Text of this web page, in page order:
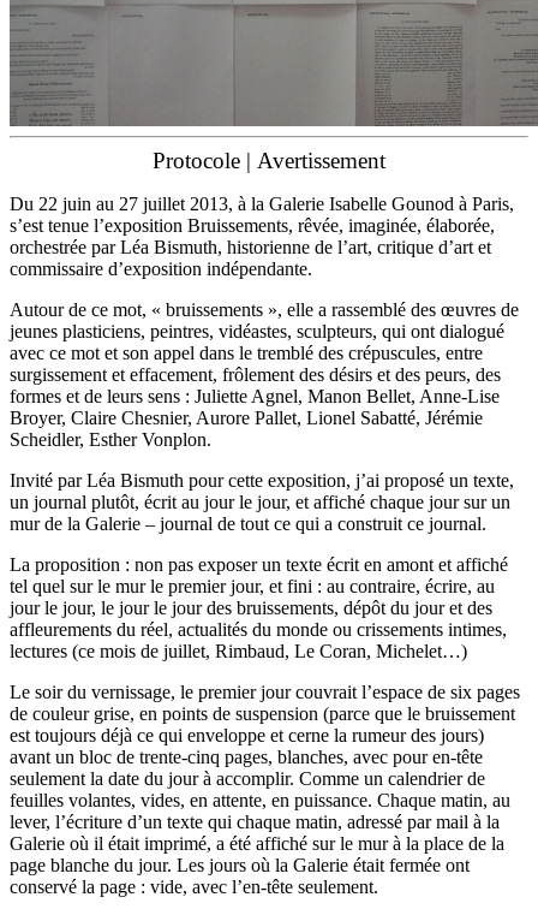
Protocole | Avertissement
Du 22 juin au 27 juillet 2013, à la Galerie Isabelle Gounod à Paris,
s’est tenue l’exposition Bruissements, rêvée, imaginée, élaborée,
orchestrée par Léa Bismuth, historienne de l’art, critique d’art et
commissaire d’exposition indépendante.
Autour de ce mot, « bruissements », elle a rassemblé des œuvres de
jeunes plasticiens, peintres, vidéastes, sculpteurs, qui ont dialogué
avec ce mot et son appel dans le tremblé des crépuscules, entre
surgissement et effacement, frôlement des désirs et des peurs, des
formes et de leurs sens : Juliette Agnel, Manon Bellet, Anne-Lise
Broyer, Claire Chesnier, Aurore Pallet, Lionel Sabatté, Jérémie
Scheidler, Esther Vonplon.
Invité par Léa Bismuth pour cette exposition, j’ai proposé un texte,
un journal plutôt, écrit au jour le jour, et affiché chaque jour sur un
mur de la Galerie – journal de tout ce qui a construit ce journal.
La proposition : non pas exposer un texte écrit en amont et affiché
tel quel sur le mur le premier jour, et fini : au contraire, écrire, au
jour le jour, le jour le jour des bruissements, dépôt du jour et des
affleurements du réel, actualités du monde ou crissements intimes,
lectures (ce mois de juillet, Rimbaud, Le Coran, Michelet…)
Le soir du vernissage, le premier jour couvrait l’espace de six pages
de couleur grise, en points de suspension (parce que le bruissement
est toujours déjà ce qui enveloppe et cerne la rumeur des jours)
avant un bloc de trente-cinq pages, blanches, avec pour en-tête
seulement la date du jour à accomplir. Comme un calendrier de
feuilles volantes, vides, en attente, en puissance. Chaque matin, au
lever, l’écriture d’un texte qui chaque matin, adressé par mail à la
Galerie où il était imprimé, a été affiché sur le mur à la place de la
page blanche du jour. Les jours où la Galerie était fermée ont
conservé la page : vide, avec l’en-tête seulement.